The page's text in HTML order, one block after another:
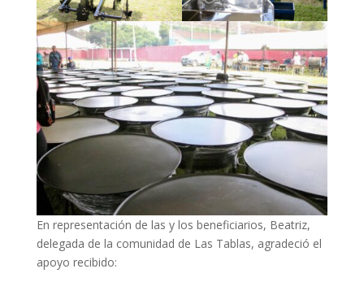
En representación de las y los beneficiarios, Beatriz,
delegada de la comunidad de Las Tablas, agradeció el
apoyo recibido: